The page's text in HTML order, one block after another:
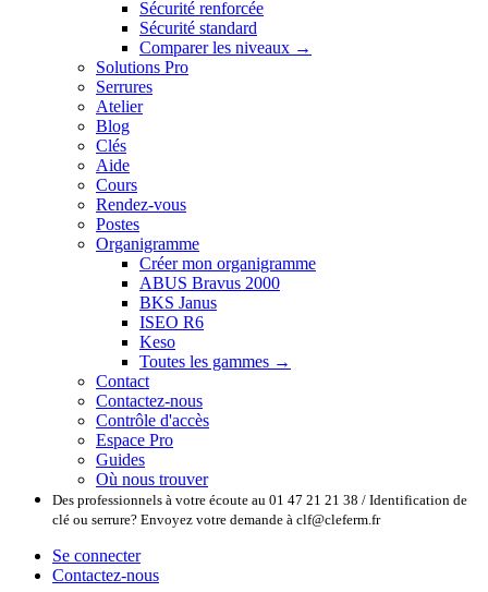
Sécurité renforcée
Sécurité standard
Comparer les niveaux →
Solutions Pro
Serrures
Atelier
Blog
Clés
Aide
Cours
Rendez-vous
Postes
Organigramme
Créer mon organigramme
ABUS Bravus 2000
BKS Janus
ISEO R6
Keso
Toutes les gammes →
Contact
Contactez-nous
Contrôle d'accès
Espace Pro
Guides
Où nous trouver
Des professionnels à votre écoute au 01 47 21 21 38 / Identification de
clé ou serrure? Envoyez votre demande à clf@cleferm.fr
Se connecter
Contactez-nous